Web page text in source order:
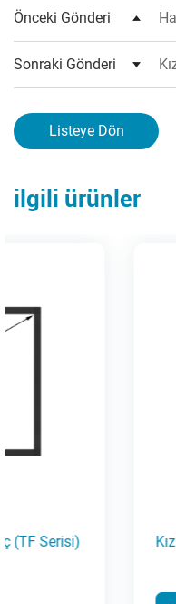
Önceki Gönderi
Sonraki Gönderi
Listeye Dön
ilgili ürünler
Kızılötesi